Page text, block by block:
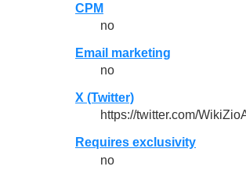
CPM
no
Email marketing
no
X (Twitter)
https://twitter.com/
Requires exclusivity
no